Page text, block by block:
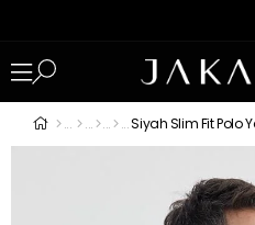
Siyah Slim Fit Polo